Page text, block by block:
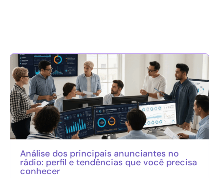
Análise dos principais anunciantes no
rádio: perfil e tendências que você precisa
conhecer